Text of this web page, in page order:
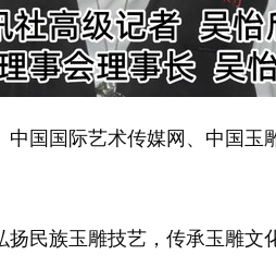
国国际艺术传媒网、中国玉
民族玉雕技艺，传承玉雕